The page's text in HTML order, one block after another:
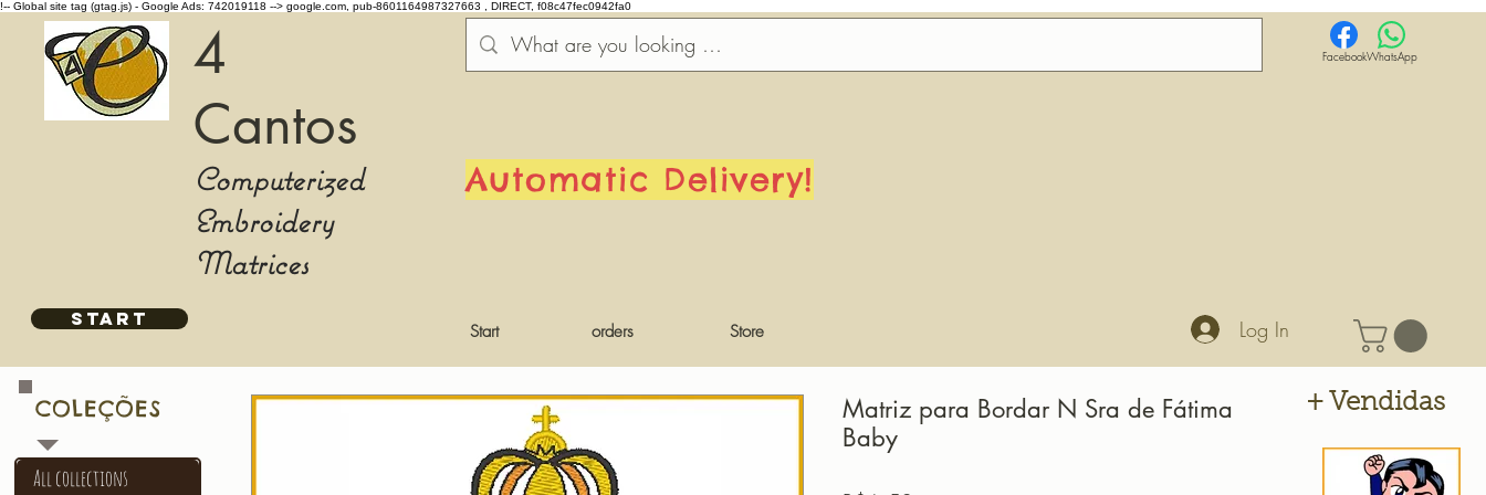
!-- Global site tag (gtag.js) - Google Ads: 742019118 --> google.com, pub-8601164987327663 , DIRECT, f08c47fec0942fa0
4
Cantos
Computerized
Embroidery
Matrices
Automatic Delivery!
FacebookWhatsApp
START
Start orders Store Log In
Matriz para Bordar N Sra de Fátima
Baby
All collections
COLEÇÕES + Vendidas